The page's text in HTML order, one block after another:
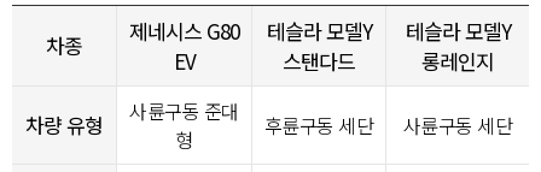
차종
제네시스 G80
EV
테슬라 모델Y
스탠다드
테슬라 모델Y
롱레인지
차량 유형
사륜구동 준대
형
후륜구동 세단 사륜구동 세단